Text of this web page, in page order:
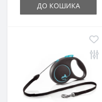
ДО КОШИКА